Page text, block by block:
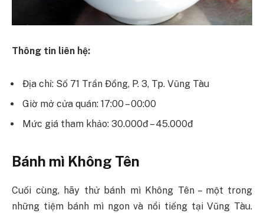
Thông tin liên hệ:
Địa chỉ: Số 71 Trần Đồng, P. 3, Tp. Vũng Tàu
Giờ mở cửa quán: 17:00 – 00:00
Mức giá tham khảo: 30.000đ – 45.000đ
Bánh mì Không Tên
Cuối cùng, hãy thử bánh mì Không Tên – một trong
những tiệm bánh mì ngon và nổi tiếng tại Vũng Tàu.